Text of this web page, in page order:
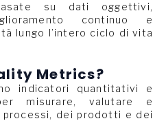
su dati oggettivi,
continuo e
lungo l’intero ciclo di vita
Metrics?
indicatori quantitativi e
misurare, valutare e
processi, dei prodotti e dei